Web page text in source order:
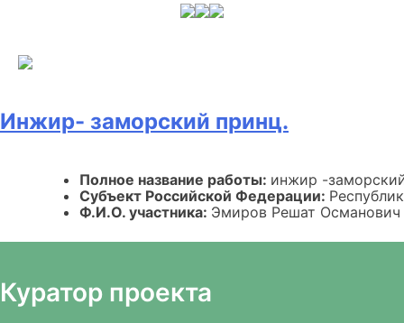
Инжир- заморский принц.
Полное название работы: инжир -
Субъект Российской Федерации:
Ф.И.О. участника: Эмиров Решат Османович
Куратор проекта